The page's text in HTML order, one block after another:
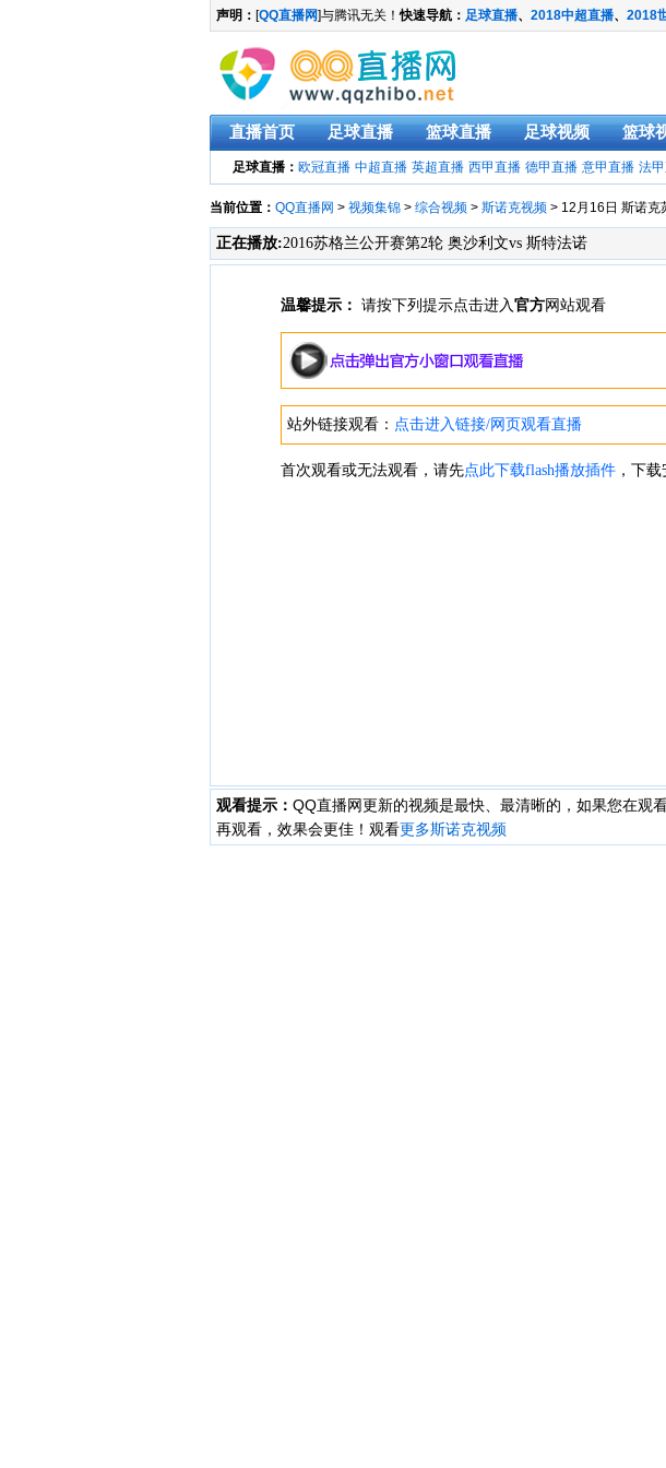
声明： [QQ直播网]与腾讯无关！快速导航： 足球直播、 2018中超直播、 2018
直播首页 足球直播 篮球直播 足球视频 篮球
足球直播： 欧冠直播 中超直播 英超直播 西甲直播 德甲直播 意甲直播 法
当前位置： QQ直播网 > 视频集锦 > 综合视频 > 斯诺克视频 > 12月16日 斯诺克
正在播放:2016苏格兰公开赛第2轮 奥沙利文vs 斯特法诺
观看提示： QQ直播网更新的视频是最快、最清晰的，如果您在观
再观看，效果会更佳！观看更多斯诺克视频